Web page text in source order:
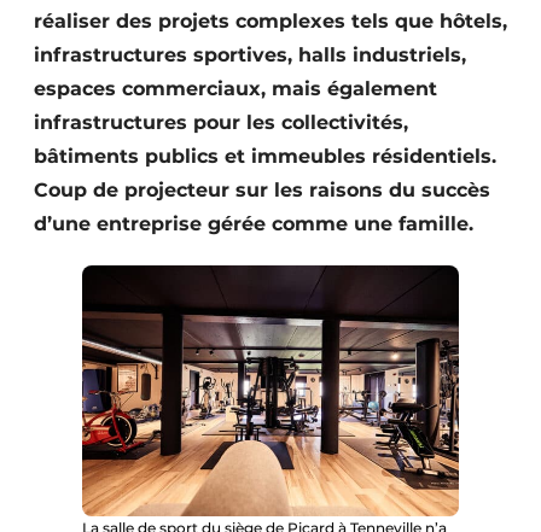
Fondations
Géotextiles
Infrastructures souterraines et égouttage
Protection solaire
Sécurité incendie
Software
Techniques ferroviaires
Travaux ferroviaires
réaliser des projets complexes tels que hôtels,
infrastructures sportives, halls industriels,
espaces commerciaux, mais également
infrastructures pour les collectivités,
bâtiments publics et immeubles résidentiels.
Coup de projecteur sur les raisons du succès
d’une entreprise gérée comme une famille.
La salle de sport du siège de Picard à Tenneville n’a